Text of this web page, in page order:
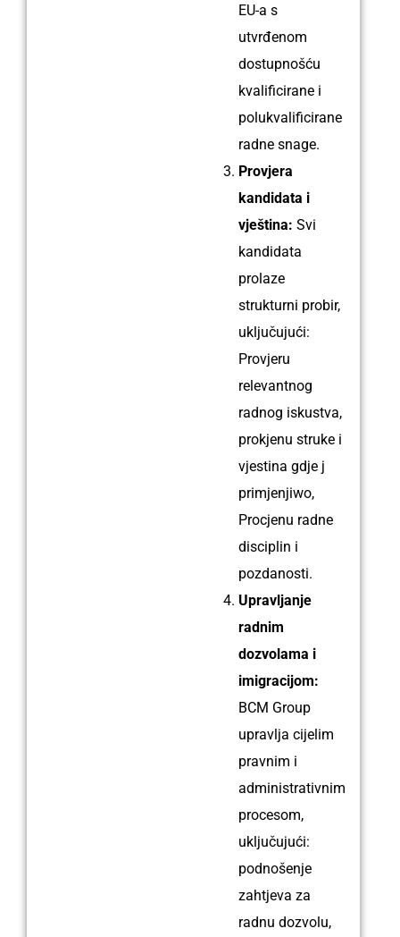
EU-a s
utvrđenom
dostupnošću
kvalificirane i
polukvalificirane
radne snage.
Provjera
kandidata i
vještina: Svi
kandidata
prolaze
strukturni probir,
uključujući:
Provjeru
relevantnog
radnog iskustva,
prokjenu struke i
vjestina gdje j
primjenjiwo,
Procjenu radne
disciplin i
pozdanosti.
Upravljanje
radnim
dozvolama i
imigracijom:
BCM Group
upravlja cijelim
pravnim i
administrativnim
procesom,
uključujući:
podnošenje
zahtjeva za
radnu dozvolu,